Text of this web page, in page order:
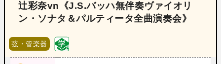
辻彩奈vn《J.S.バッハ無伴奏ヴァイオリ
ン・ソナタ＆パルティータ全曲演奏会》
弦・管楽器